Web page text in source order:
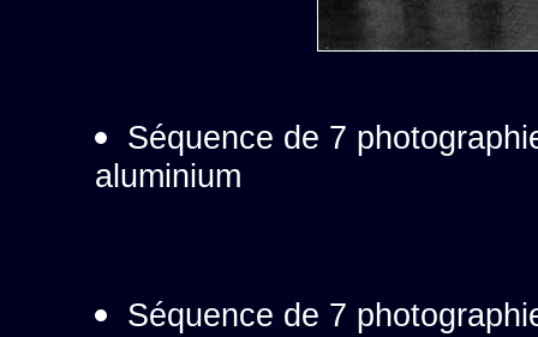
Séquence de 7
aluminium
Séquence de 7